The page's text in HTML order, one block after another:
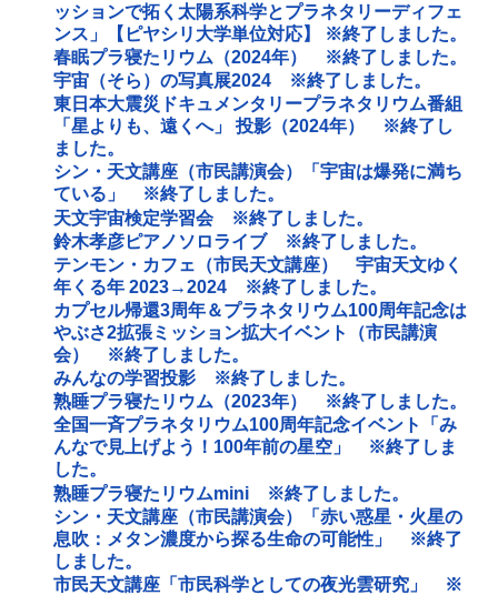
ッションで拓く太陽系科学とプラネタリーディフェ
ンス」【ピヤシリ大学単位対応】 ※終了しました。
春眠プラ寝たリウム（2024年） ※終了しました。
宇宙（そら）の写真展2024 ※終了しました。
東日本大震災ドキュメンタリープラネタリウム番組
「星よりも、遠くへ」 投影（2024年） ※終了し
ました。
シン・天文講座（市民講演会）「宇宙は爆発に満ち
ている」 ※終了しました。
天文宇宙検定学習会 ※終了しました。
鈴木孝彦ピアノソロライブ ※終了しました。
テンモン・カフェ（市民天文講座） 宇宙天文ゆく
年くる年 2023→2024 ※終了しました。
カプセル帰還3周年＆プラネタリウム100周年記念は
やぶさ2拡張ミッション拡大イベント（市民講演
会） ※終了しました。
みんなの学習投影 ※終了しました。
熟睡プラ寝たリウム（2023年） ※終了しました。
全国一斉プラネタリウム100周年記念イベント「み
んなで見上げよう！100年前の星空」 ※終了しま
した。
熟睡プラ寝たリウムmini ※終了しました。
シン・天文講座（市民講演会）「赤い惑星・火星の
息吹：メタン濃度から探る生命の可能性」 ※終了
しました。
市民天文講座「市民科学としての夜光雲研究」 ※